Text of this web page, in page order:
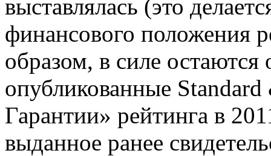
выставлялась (это
финансового положения
образом, в силе
опубликованные
Гарантии» рейтинга в
выданное ранее